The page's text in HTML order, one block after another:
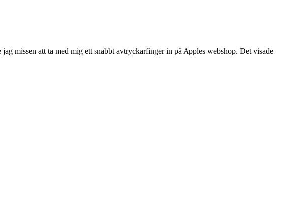
missen att ta med mig ett snabbt avtryckarfinger in på Apples webshop. Det visade